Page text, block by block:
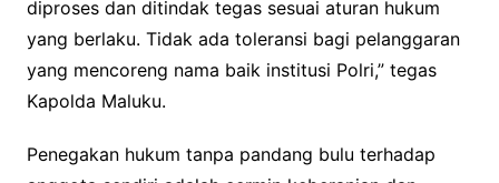
diproses dan ditindak tegas sesuai aturan hukum
yang berlaku. Tidak ada toleransi bagi pelanggaran
yang mencoreng nama baik institusi Polri,” tegas
Kapolda Maluku.
Penegakan hukum tanpa pandang bulu terhadap